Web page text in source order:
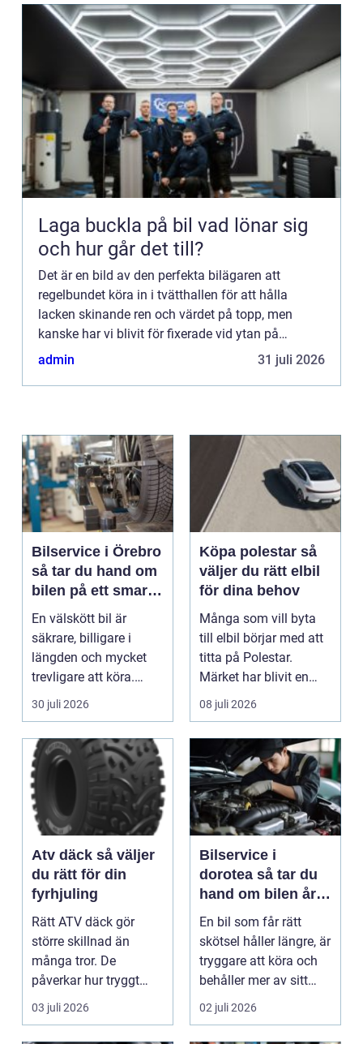
Laga buckla på bil vad lönar sig
och hur går det till?
Det är en bild av den perfekta bilägaren att
regelbundet köra in i tvätthallen för att hålla
lacken skinande ren och värdet på topp, men
kanske har vi blivit för fixerade vid ytan på
bekostnad av b...
admin 31 juli 2026
Bilservice i Örebro
så tar du hand om
bilen på ett smart
sätt
En välskött bil är
säkrare, billigare i
längden och mycket
trevligare att köra.
Trots det väntar mån...
30 juli 2026
Köpa polestar så
väljer du rätt elbil
för dina behov
Många som vill byta
till elbil börjar med att
titta på Polestar.
Märket har blivit en
symbol för mod...
08 juli 2026
Atv däck så väljer
du rätt för din
fyrhjuling
Rätt ATV däck gör
större skillnad än
många tror. De
påverkar hur tryggt
fyrhjulingen beter sig
på vä...
03 juli 2026
Bilservice i
dorotea så tar du
hand om bilen året
runt
En bil som får rätt
skötsel håller längre, är
tryggare att köra och
behåller mer av sitt
värde. I no...
02 juli 2026